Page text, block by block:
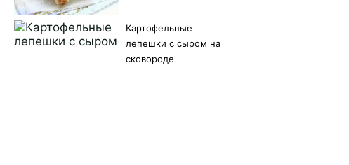
Картофельные
лепешки с сыром на
сковороде